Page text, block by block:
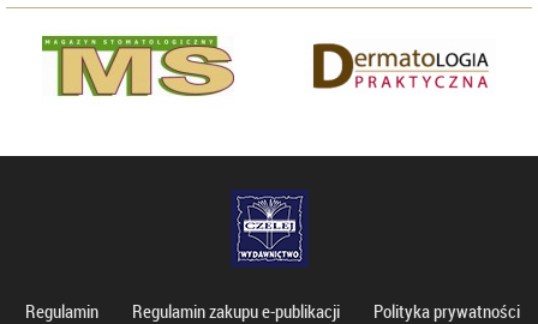
Regulamin Regulamin zakupu e-publikacji Polityka prywatności